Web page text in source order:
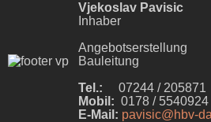
Vjekoslav Pavisic
Inhaber
Angebotserstellung
Bauleitung
Tel.: 07244 / 205871
Mobil: 0178 / 5540924
E-Mail: pavisic@hbv-